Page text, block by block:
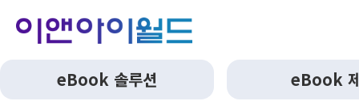
eBook 솔루션 eBook